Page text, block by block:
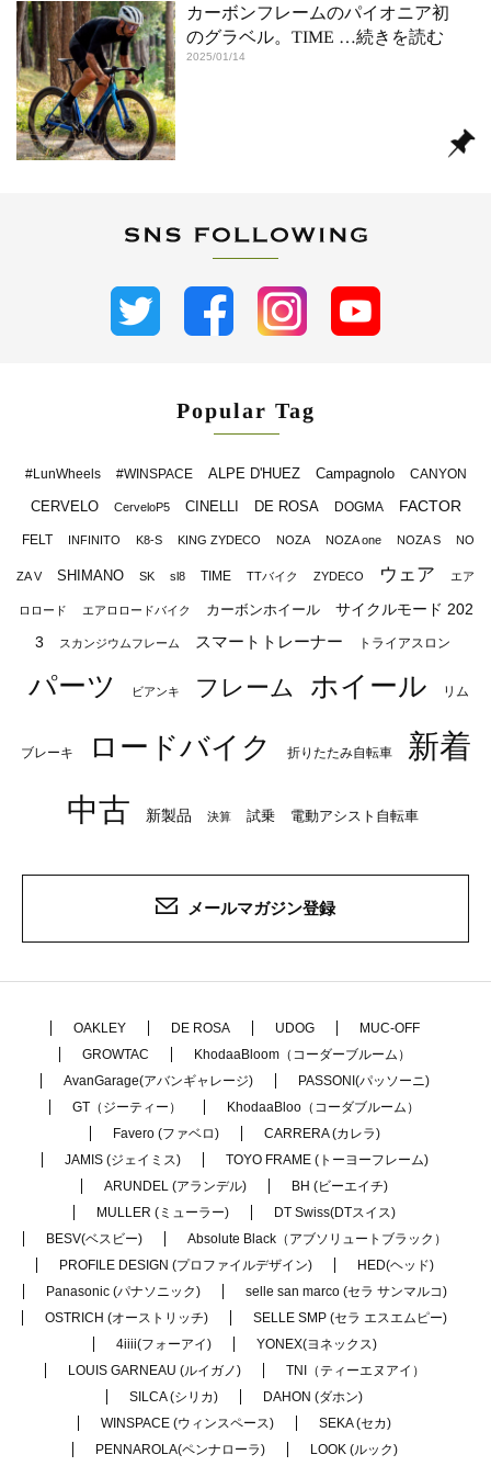
カーボンフレームのパイオニア初
のグラベル。TIME …続きを読む
2025/01/14
Popular Tag
#LunWheels #WINSPACE ALPE D'HUEZ Campagnolo CANYON
CERVELO CerveloP5 CINELLI DE ROSA DOGMA FACTOR
FELT INFINITO K8-S KING ZYDECO NOZA NOZA one NOZA S NO
ZA V SHIMANO SK sl8 TIME TTバイク ZYDECO ウェア エア
ロロード エアロロードバイク カーボンホイール
サイクルモード 202
3
スカンジウムフレーム スマートトレーナー トライアスロン
パーツ ビアンキ フレーム ホイール リム
ブレーキ ロードバイク 折りたたみ自転車
新着
中古
新製品 決算 試乗 電動アシスト自転車
メールマガジン登録
OAKLEY DE ROSA UDOG
MUC-OFF
GROWTAC
KhodaaBloom（コーダーブルーム）
AvanGarage(アバンギャレージ)
PASSONI(パッソーニ)
GT（ジーティー）
KhodaaBloo（コーダブルーム）
Favero (ファベロ)
CARRERA (カレラ)
JAMIS (ジェイミス)
TOYO FRAME (トーヨーフレーム)
ARUNDEL (アランデル)
BH (ビーエイチ)
MULLER (ミューラー)
DT Swiss(DTスイス)
BESV(ベスビー)
Absolute Black（アブソリュートブラック）
PROFILE DESIGN (プロファイルデザイン)
HED(ヘッド)
Panasonic (パナソニック)
selle san marco (セラ サンマルコ)
OSTRICH (オーストリッチ)
SELLE SMP (セラ エスエムピー)
4iiii(フォーアイ)
YONEX(ヨネックス)
LOUIS GARNEAU (ルイガノ)
TNI（ティーエヌアイ）
SILCA (シリカ)
DAHON (ダホン)
WINSPACE (ウィンスペース)
SEKA (セカ)
PENNAROLA(ペンナローラ)
LOOK (ルック)